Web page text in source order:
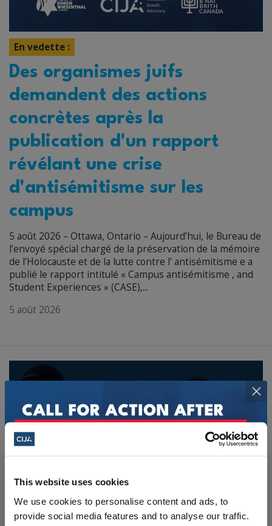
This website uses cookies
We use cookies to personalise content and ads, to
provide social media features and to analyse our traffic.
En vedette :
Des organismes juifs
demandent des actions
concrètes après la
publication d'un rapport
révélant une crise
d'antisémitisme sur les
campus
5 août 2026 – Ottawa, Ontario – Aujourd’hui, le Bureau de
l’envoyé spécial chargé de la préservation de la mémoire
de l’Holocauste et de la lutte contre l’ antisémitisme e a
publié le rapport intitulé « Campus antisémitisme , and
Student Experiences » (CASE),...
5 août 2026
Le CIJA réagit aux arrestations effectuées